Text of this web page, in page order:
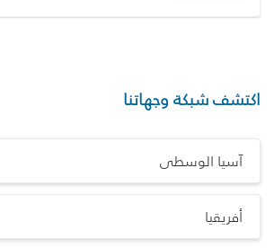
اكتشف شبكة وجهاتنا
آسيا الوسطى
أفريقيا